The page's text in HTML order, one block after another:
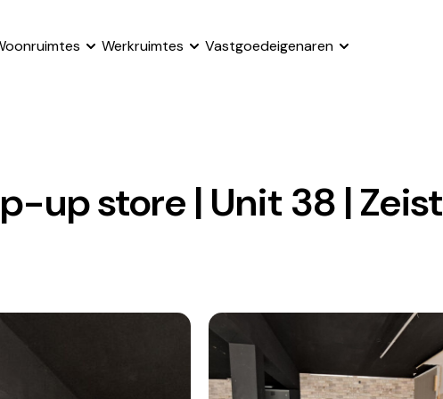
Werkruimtes Vastgoedeigenaren
up store | Unit 38 | Zeist